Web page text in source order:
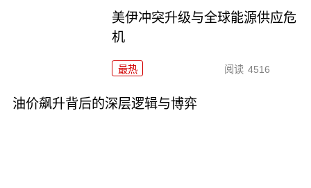
美伊冲突升级与全球能源供应危
机
最热 阅读 4516
油价飙升背后的深层逻辑与博弈